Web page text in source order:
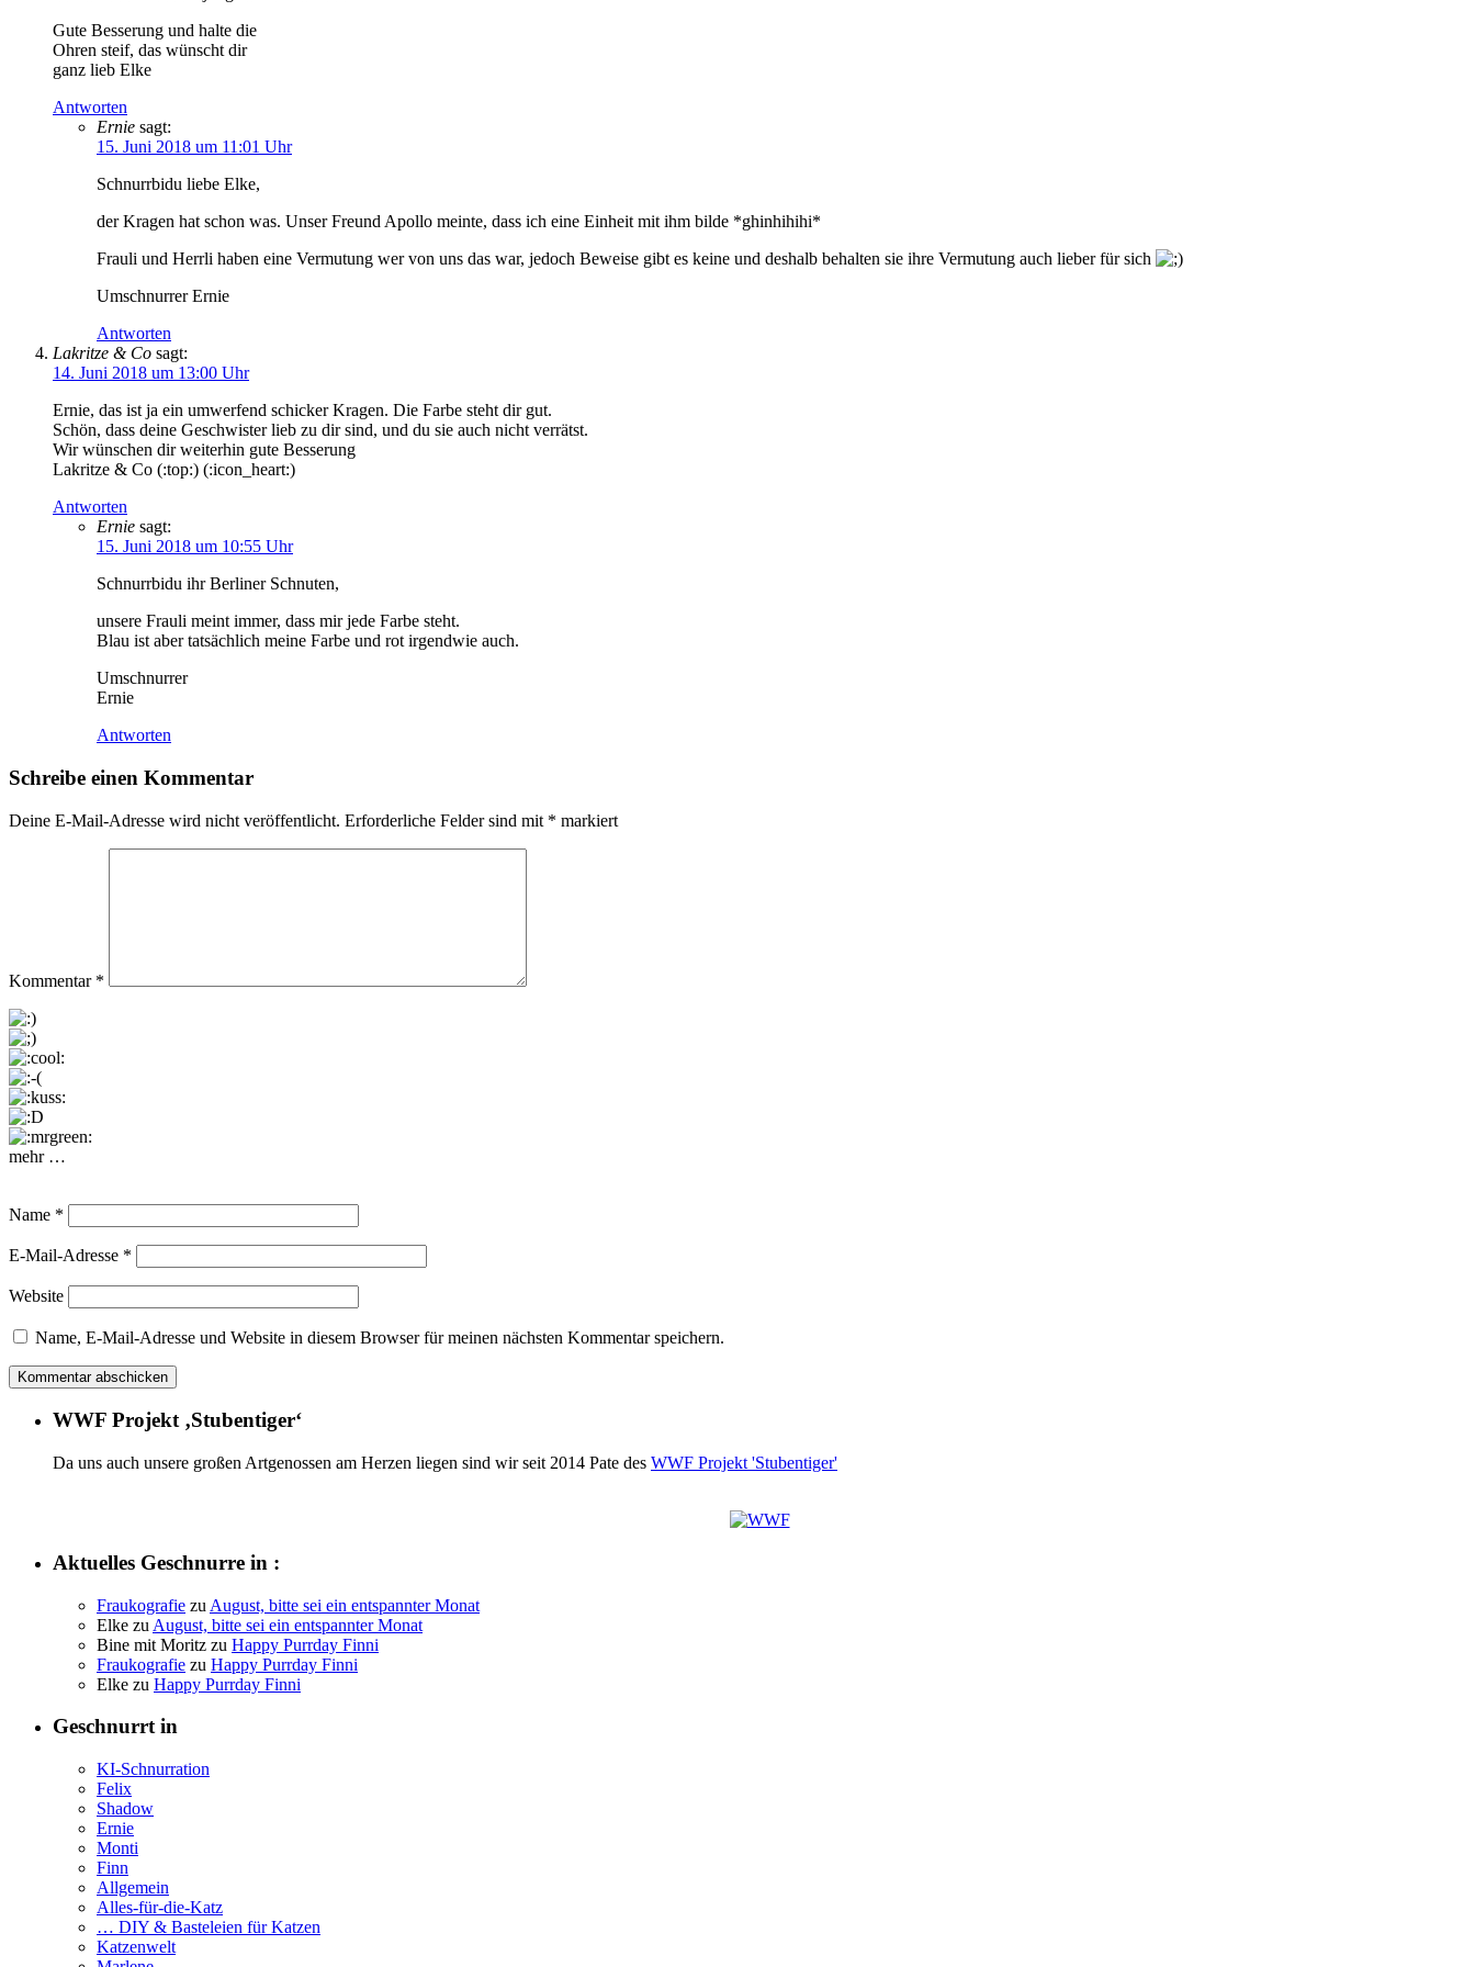
Gute Besserung und halte die
Ohren steif, das wünscht dir
ganz lieb Elke
Antworten
Ernie sagt:
15. Juni 2018 um 11:01 Uhr
Schnurrbidu liebe Elke,
der Kragen hat schon was. Unser Freund Apollo meinte, dass ich eine Einheit mit ihm bilde *ghinhihihi*
Frauli und Herrli haben eine Vermutung wer von uns das war, jedoch Beweise gibt es keine und deshalb behalten sie ihre Vermutung auch lieber für sich
Umschnurrer Ernie
Antworten
Lakritze & Co sagt:
14. Juni 2018 um 13:00 Uhr
Ernie, das ist ja ein umwerfend schicker Kragen. Die Farbe steht dir gut.
Schön, dass deine Geschwister lieb zu dir sind, und du sie auch nicht verrätst.
Wir wünschen dir weiterhin gute Besserung
Lakritze & Co (:top:) (:icon_heart:)
Antworten
Ernie sagt:
15. Juni 2018 um 10:55 Uhr
Schnurrbidu ihr Berliner Schnuten,
unsere Frauli meint immer, dass mir jede Farbe steht.
Blau ist aber tatsächlich meine Farbe und rot irgendwie auch.
Umschnurrer
Ernie
Antworten
Schreibe einen Kommentar
Deine E-Mail-Adresse wird nicht veröffentlicht. Erforderliche Felder sind mit * markiert
Kommentar *
mehr …
Name *
E-Mail-Adresse *
Website
Name, E-Mail-Adresse und Website in diesem Browser für meinen nächsten Kommentar speichern.
WWF Projekt ‚Stubentiger‘
Da uns auch unsere großen Artgenossen am Herzen liegen sind wir seit 2014 Pate des WWF Projekt 'Stubentiger'
Aktuelles Geschnurre in :
Fraukografie zu August, bitte sei ein entspannter Monat
Elke zu August, bitte sei ein entspannter Monat
Bine mit Moritz zu Happy Purrday Finni
Fraukografie zu Happy Purrday Finni
Elke zu Happy Purrday Finni
Geschnurrt in
KI-Schnurration
Felix
Shadow
Ernie
Monti
Finn
Allgemein
Alles-für-die-Katz
… DIY & Basteleien für Katzen
Katzenwelt